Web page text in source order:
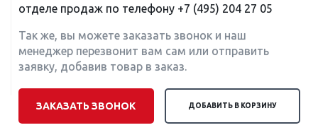
отделе продаж по телефону +7 (495) 204 27 05
Так же, вы можете заказать звонок и наш
менеджер перезвонит вам сам или отправить
заявку, добавив товар в заказ.
ЗАКАЗАТЬ ЗВОНОК ДОБАВИТЬ В КОРЗИНУ